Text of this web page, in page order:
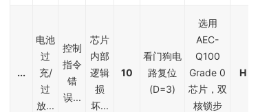
...
电池
过
充/
过
放...
控制
指令
错
误...
芯片
内部
逻辑
损
坏...
10
看门狗电
路复位
(D=3)
选用
AEC-
Q100
Grade 0
芯片，双
核锁步
H